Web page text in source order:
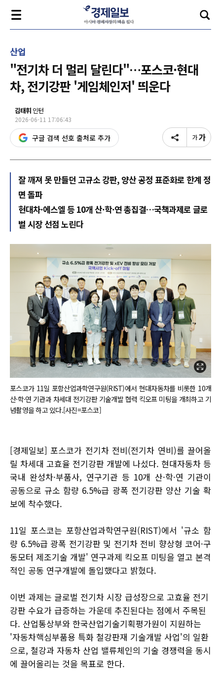
산업
"전기차 더 멀리 달린다"…포스코·현대
차, 전기강판 '게임체인저' 띄운다
김태휘 인턴
2026-06-11 17:06:43
구글 검색 선호 출처로 추가
잘 깨져 못 만들던 고규소 강판, 양산 공정 표준화로 한계 정
면 돌파
현대차·에스엘 등 10개 산·학·연 총집결…국책과제로 글로
벌 시장 선점 노린다
포스코가 11일 포항산업과학연구원(RIST)에서 현대자동차를 비롯한 10개
산·학·연 기관과 차세대 전기강판 기술개발 협력 킥오프 미팅을 개최하고 기
념촬영을 하고 있다.[사진=포스코]
[경제일보] 포스코가 전기차 전비(전기차 연비)를 끌어올
릴 차세대 고효율 전기강판 개발에 나섰다. 현대자동차 등
국내 완성차·부품사, 연구기관 등 10개 산·학·연 기관이
공동으로 규소 함량 6.5%급 광폭 전기강판 양산 기술 확
보에 착수했다.
11일 포스코는 포항산업과학연구원(RIST)에서 '규소 함
량 6.5%급 광폭 전기강판 및 전기차 전비 향상형 코어·구
동모터 제조기술 개발' 연구과제 킥오프 미팅을 열고 본격
적인 공동 연구개발에 돌입했다고 밝혔다.
이번 과제는 글로벌 전기차 시장 급성장으로 고효율 전기
강판 수요가 급증하는 가운데 추진된다는 점에서 주목된
다. 산업통상부와 한국산업기술기획평가원이 지원하는
'자동차핵심부품용 특화 철강판재 기술개발 사업'의 일환
으로, 철강과 자동차 산업 밸류체인의 기술 경쟁력을 동시
에 끌어올리는 것을 목표로 한다.